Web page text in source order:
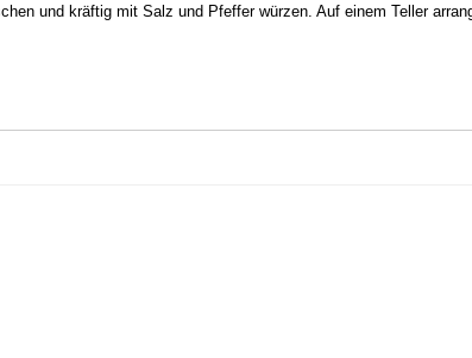
und kräftig mit Salz und Pfeffer würzen. Auf einem Teller